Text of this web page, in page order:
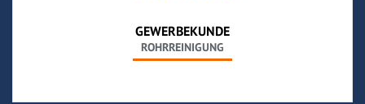
GEWERBEKUNDE
ROHRREINIGUNG